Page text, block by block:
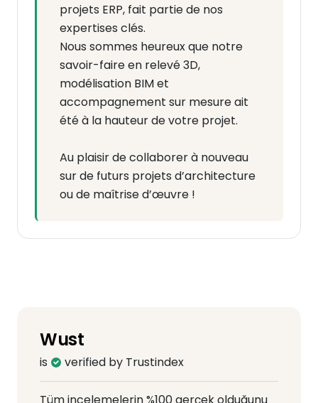
projets ERP, fait partie de nos
expertises clés.
Nous sommes heureux que notre
savoir-faire en relevé 3D,
modélisation BIM et
accompagnement sur mesure ait
été à la hauteur de votre projet.
Au plaisir de collaborer à nouveau
sur de futurs projets d’architecture
ou de maîtrise d’œuvre !
Wust
is verified by Trustindex